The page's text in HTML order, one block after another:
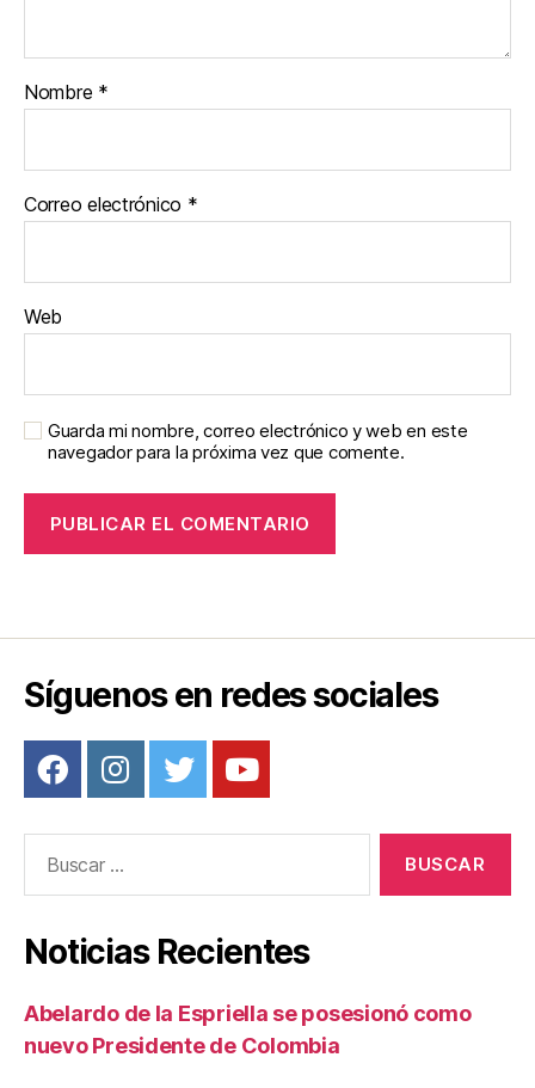
Nombre *
Correo electrónico *
Web
Guarda mi nombre, correo electrónico y web en este
navegador para la próxima vez que comente.
Síguenos en redes sociales
Noticias Recientes
Abelardo de la Espriella se posesionó como
nuevo Presidente de Colombia